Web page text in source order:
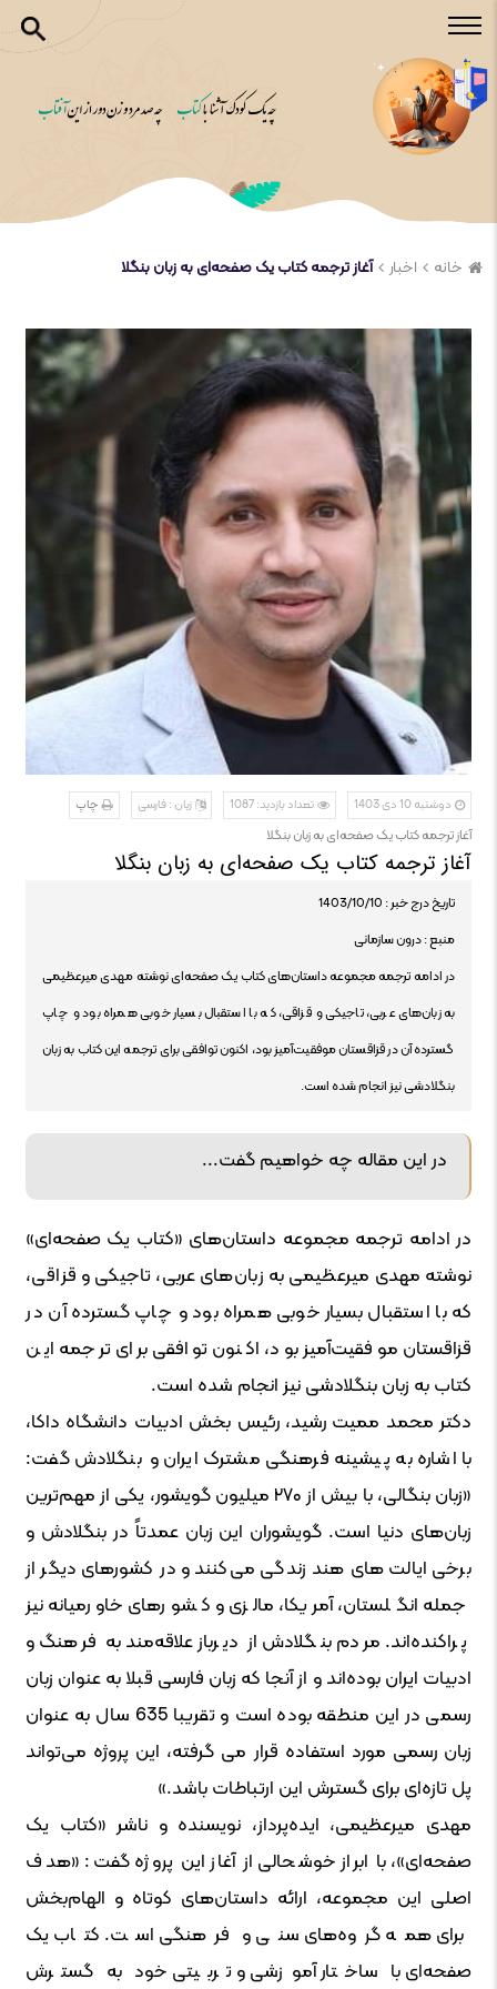
خانه اخبار آغاز ترجمه کتاب یک صفحه‌ای به زبان بنگلا
دوشنبه 10 دی 1403 تعداد بازدید: 1087 زبان : فارسی چاپ
آغاز ترجمه کتاب یک صفحه‌ای به زبان بنگلا
آغاز ترجمه کتاب یک صفحه‌ای به زبان بنگلا
تاریخ درج خبر : 1403/10/10
منبع : درون سازمانی
در ادامه ترجمه مجموعه داستان‌های کتاب یک صفحه‌ای نوشته مهدی میرعظیمی
به زبان‌های عربی، تاجیکی و قزاقی، که با استقبال بسیار خوبی همراه بود و چاپ
گسترده آن در قزاقستان موفقیت‌آمیز بود، اکنون توافقی برای ترجمه این کتاب به زبان
بنگلادشی نیز انجام شده است.
در این مقاله چه خواهیم گفت...
در ادامه ترجمه مجموعه داستان‌های «کتاب یک صفحه‌ای»
نوشته مهدی میرعظیمی به زبان‌های عربی، تاجیکی و قزاقی،
که با استقبال بسیار خوبی همراه بود و چاپ گسترده آن در
قزاقستان موفقیت‌آمیز بود، اکنون توافقی برای ترجمه این
کتاب به زبان بنگلادشی نیز انجام شده است.
دکتر محمد ممیت رشید، رئیس بخش ادبیات دانشگاه داکا،
با اشاره به پیشینه فرهنگی مشترک ایران و بنگلادش گفت:
«زبان بنگالی، با بیش از ۲۷۰ میلیون گویشور، یکی از مهم‌ترین
زبان‌های دنیا است. گویشوران این زبان عمدتاً در بنگلادش و
برخی ایالت های هند زندگی می‌کنند و در کشورهای دیگر از
جمله انگلستان، آمریکا، مالزی و کشورهای خاورمیانه نیز
پراکنده‌اند. مردم بنگلادش از دیرباز علاقه‌مند به فرهنگ و
ادبیات ایران بوده‌اند و از آنجا که زبان فارسی قبلا به عنوان زبان
رسمی در این منطقه بوده است و تقریبا 635 سال به عنوان
زبان رسمی مورد استفاده قرار می گرفته، این پروژه می‌تواند
پل تازه‌ای برای گسترش این ارتباطات باشد.»
مهدی میرعظیمی، ایده‌پرداز، نویسنده و ناشر «کتاب یک
صفحه‌ای»، با ابراز خوشحالی از آغاز این پروژه گفت: «هدف
اصلی این مجموعه، ارائه داستان‌های کوتاه و الهام‌بخش
برای همه گروه‌های سنی و فرهنگی است. کتاب یک
صفحه‌ای با ساختار آموزشی و تربیتی خود به گسترش